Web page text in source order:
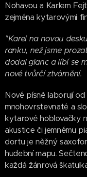
Nohavou a Karlem
zejména kytarovými
"Karel na novou
ranku, než jsme
dodal glanc a líbí se
nové tvůrčí ztvárnění.
Nové písně laborují
mnohovrstevnaté a
kytarové hoblovačky
akustice či jemnému
dortu je něžný
hudební mapu.
každá žánrová